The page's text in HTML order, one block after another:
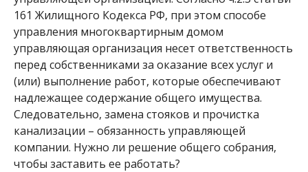
161 Жилищного Кодекса РФ, при этом способе
управления многоквартирным домом
управляющая организация несет ответственность
перед собственниками за оказание всех услуг и
(или) выполнение работ, которые обеспечивают
надлежащее содержание общего имущества.
Следовательно, замена стояков и прочистка
канализации – обязанность управляющей
компании. Нужно ли решение общего собрания,
чтобы заставить ее работать?